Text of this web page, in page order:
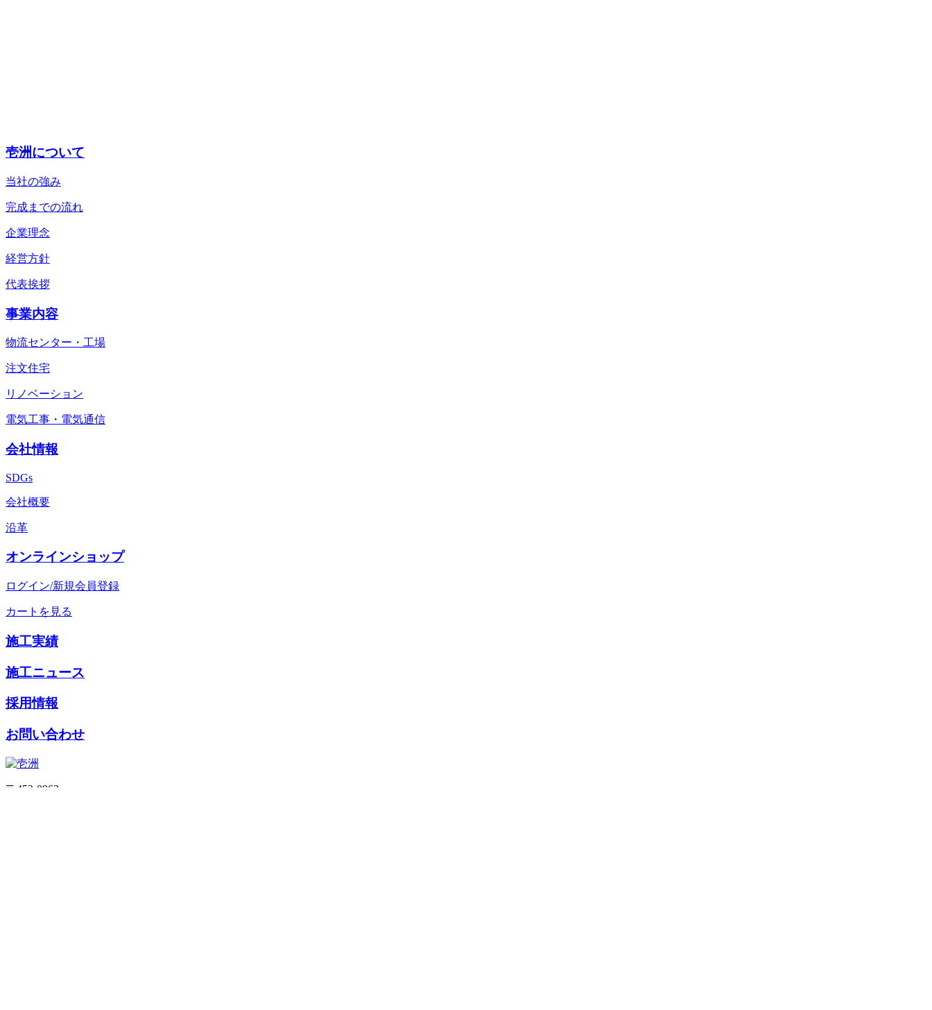
壱洲について
当社の強み
完成までの流れ
企業理念
経営方針
代表挨拶
事業内容
物流センター・工場
注文住宅
リノベーション
電気工事・電気通信
会社情報
SDGs
会社概要
沿革
オンラインショップ
ログイン/新規会員登録
カートを見る
施工実績
施工ニュース
採用情報
お問い合わせ
〒452-0962